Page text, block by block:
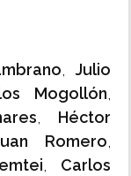
, Julio
Mogollón,
, Héctor
Romero,
, Carlos